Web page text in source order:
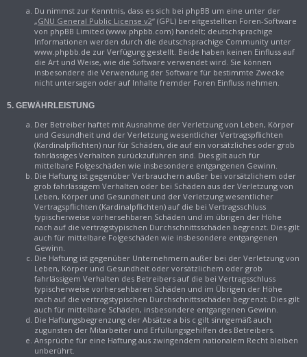
Du nimmst zur Kenntnis, dass es sich bei phpBB um eine unter der
„GNU General Public License v2“ (GPL) bereitgestellten Foren-Software
von phpBB Limited (www.phpbb.com) handelt; deutschsprachige
Informationen werden durch die deutschsprachige Community unter
www.phpbb.de zur Verfügung gestellt. Beide haben keinen Einfluss auf
die Art und Weise, wie die Software verwendet wird. Sie können
insbesondere die Verwendung der Software für bestimmte Zwecke
nicht untersagen oder auf Inhalte fremder Foren Einfluss nehmen.
5. GEWÄHRLEISTUNG
Der Betreiber haftet mit Ausnahme der Verletzung von Leben, Körper
und Gesundheit und der Verletzung wesentlicher Vertragspflichten
(Kardinalpflichten) nur für Schäden, die auf ein vorsätzliches oder grob
fahrlässiges Verhalten zurückzuführen sind. Dies gilt auch für
mittelbare Folgeschäden wie insbesondere entgangenen Gewinn.
Die Haftung ist gegenüber Verbrauchern außer bei vorsätzlichem oder
grob fahrlässigem Verhalten oder bei Schäden aus der Verletzung von
Leben, Körper und Gesundheit und der Verletzung wesentlicher
Vertragspflichten (Kardinalpflichten) auf die bei Vertragsschluss
typischerweise vorhersehbaren Schäden und im übrigen der Höhe
nach auf die vertragstypischen Durchschnittsschäden begrenzt. Dies gilt
auch für mittelbare Folgeschäden wie insbesondere entgangenen
Gewinn.
Die Haftung ist gegenüber Unternehmern außer bei der Verletzung von
Leben, Körper und Gesundheit oder vorsätzlichem oder grob
fahrlässigem Verhalten des Betreibers auf die bei Vertragsschluss
typischerweise vorhersehbaren Schäden und im Übrigen der Höhe
nach auf die vertragstypischen Durchschnittsschäden begrenzt. Dies gilt
auch für mittelbare Schäden, insbesondere entgangenen Gewinn.
Die Haftungsbegrenzung der Absätze a bis c gilt sinngemäß auch
zugunsten der Mitarbeiter und Erfüllungsgehilfen des Betreibers.
Ansprüche für eine Haftung aus zwingendem nationalem Recht bleiben
unberührt.